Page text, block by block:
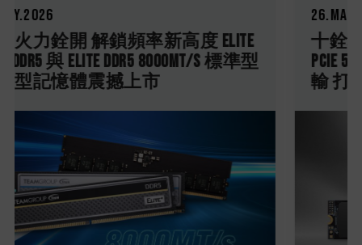
26.Mar.2026
十銓科技發表 T-CREATE CLASSIC H514 M.2
PCIe 5.0 固態硬碟 低延遲高效穩定傳
輸 打造 AI 時代專業創作利器